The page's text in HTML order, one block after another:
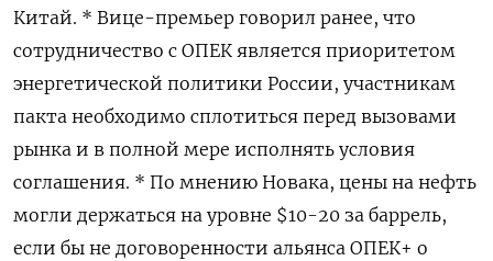
Китай. * Вице-премьер говорил ранее, что
сотрудничество с ОПЕК является приоритетом
энергетической политики России, участникам
пакта необходимо сплотиться перед вызовами
рынка и в полной мере исполнять условия
соглашения. * По мнению Новака, цены на нефть
могли держаться на уровне $10-20 за баррель,
если бы не договоренности альянса ОПЕК+ о